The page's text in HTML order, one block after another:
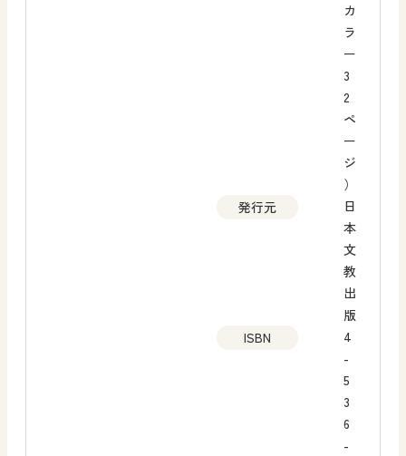
カ
ラ
ー
3
2
ペ
ー
ジ
）
発行元
日
本
文
教
出
版
ISBN
4
-
5
3
6
-